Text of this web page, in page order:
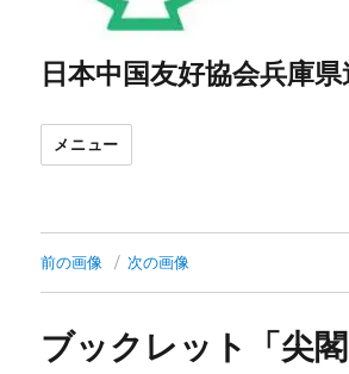
日本中国友好協会兵庫
メニュー
前の画像 次の画像
ブックレット「尖閣